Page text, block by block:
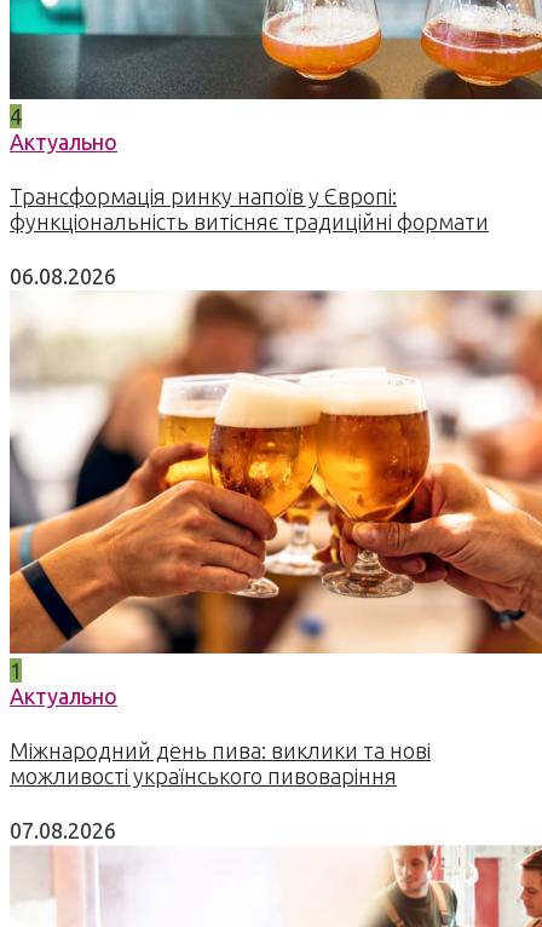
4
Актуально
Трансформація ринку напоїв у Європі:
функціональність витісняє традиційні формати
06.08.2026
1
Актуально
Міжнародний день пива: виклики та нові
можливості українського пивоваріння
07.08.2026